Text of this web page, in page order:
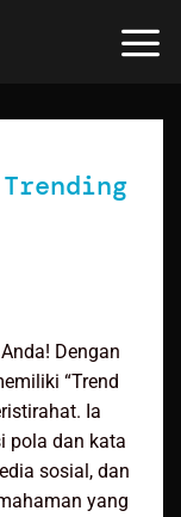
Dengan
“Trend
Ia
pola dan kata
sosial, dan
yang